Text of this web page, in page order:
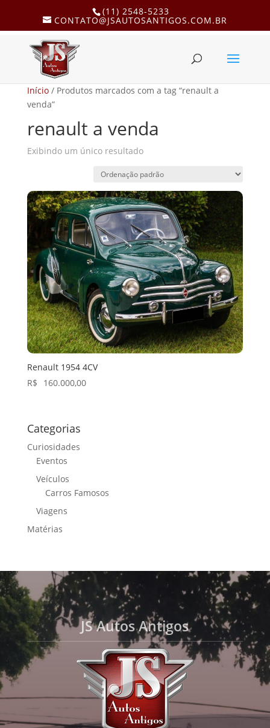
(11) 2548-5233
CONTATO@JSAUTOSANTIGOS.COM.BR
Início/ Produtos marcados com a tag “renault a
venda”
renault a venda
Exibindo um único resultado
Renault 1954 4CV
R$
160.000,00
Categorias
Curiosidades
Eventos
Veículos
Carros Famosos
Viagens
Matérias
JS Autos Antigos